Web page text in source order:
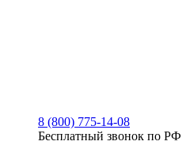
8 (800) 775-14-08
Бесплатный звонок по РФ